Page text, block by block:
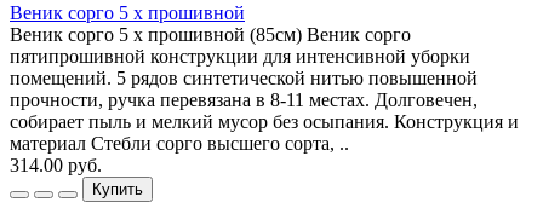
Веник сорго 5 х прошивной
Веник сорго 5 х прошивной (85см) Веник сорго
пятипрошивной конструкции для интенсивной уборки
помещений. 5 рядов синтетической нитью повышенной
прочности, ручка перевязана в 8-11 местах. Долговечен,
собирает пыль и мелкий мусор без осыпания. Конструкция и
материал Стебли сорго высшего сорта, ..
314.00 руб.
Купить